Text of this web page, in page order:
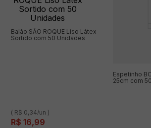
Balão SÃO ROQUE Liso Látex
Sortido com 50 Unidades
( R$ 0,34/un )
R$ 16,99
Espetinho
25cm com